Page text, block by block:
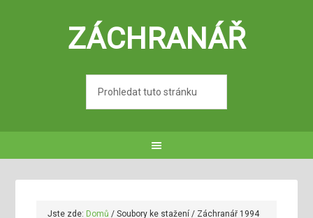
ZÁCHRANÁŘ
Jste zde: Domů / Soubory ke stažení/ Záchranář 1994